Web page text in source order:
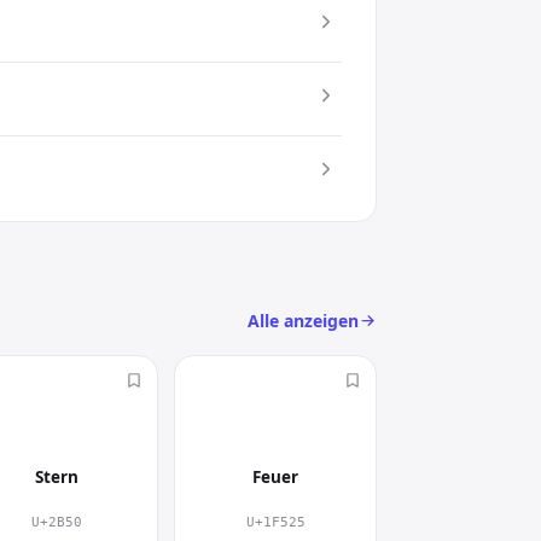
Symbol spart es Platz und
Alle anzeigen
Stern
U+2B50
Feuer
U+1F525